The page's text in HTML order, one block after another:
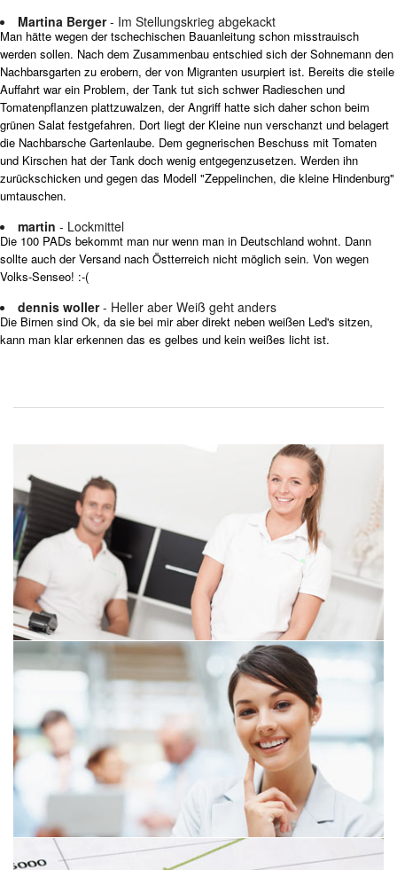
Martina Berger- Im Stellungskrieg abgekackt
Man hätte wegen der tschechischen Bauanleitung schon misstrauisch
werden sollen. Nach dem Zusammenbau entschied sich der Sohnemann den
Nachbarsgarten zu erobern, der von Migranten usurpiert ist. Bereits die steile
Auffahrt war ein Problem, der Tank tut sich schwer Radieschen und
Tomatenpflanzen plattzuwalzen, der Angriff hatte sich daher schon beim
grünen Salat festgefahren. Dort liegt der Kleine nun verschanzt und belagert
die Nachbarsche Gartenlaube. Dem gegnerischen Beschuss mit Tomaten
und Kirschen hat der Tank doch wenig entgegenzusetzen. Werden ihn
zurückschicken und gegen das Modell "Zeppelinchen, die kleine Hindenburg"
umtauschen.
martin - Lockmittel
Die 100 PADs bekommt man nur wenn man in Deutschland wohnt. Dann
sollte auch der Versand nach Östterreich nicht möglich sein. Von wegen
Volks-Senseo! :-(
dennis woller- Heller aber Weiß geht anders
Die Birnen sind Ok, da sie bei mir aber direkt neben weißen Led's sitzen,
kann man klar erkennen das es gelbes und kein weißes licht ist.